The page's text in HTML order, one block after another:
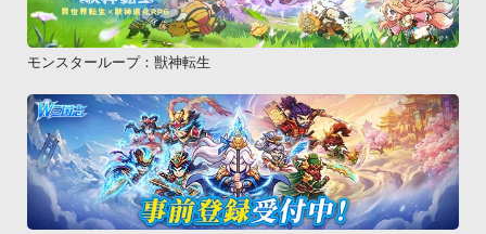
モンスターループ：獣神転生